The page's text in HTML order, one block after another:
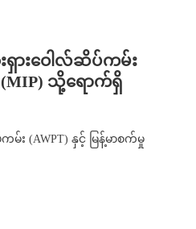
ရှားဝေါလ်ဆိပ်ကမ်း
(MIP) သို့ရောက်ရှိ
း (AWPT) နှင့် မြန့်မာစက်မှု